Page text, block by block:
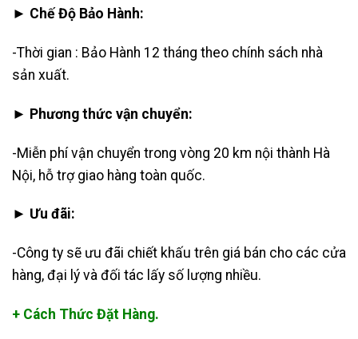
► Chế Độ Bảo Hành:
-Thời gian : Bảo Hành 12 tháng theo chính sách nhà
sản xuất.
► Phương thức vận chuyển:
-Miễn phí vận chuyển trong vòng 20 km nội thành Hà
Nội, hỗ trợ giao hàng toàn quốc.
► Ưu đãi:
-Công ty sẽ ưu đãi chiết khấu trên giá bán cho các cửa
hàng, đại lý và đối tác lấy số lượng nhiều.
+ Cách Thức Đặt Hàng.